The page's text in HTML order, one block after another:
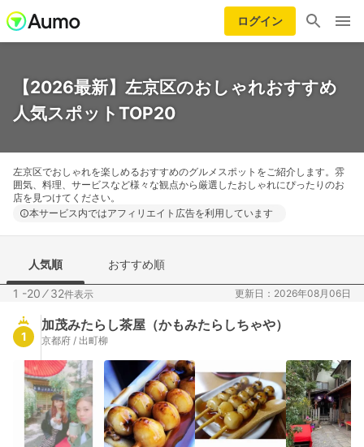
ログイン
【2026最新】左京区のおしゃれおすすめ
人気スポットTOP20
左京区でおしゃれを楽しめるおすすめのグルメスポットをご紹介します。雰
囲気、料理、サービスなど様々な観点から厳選したおしゃれにぴったりのお
店を見つけてください。
本サービス内ではアフィリエイト広告を利用しています
人気順 おすすめ順
1 -20 ⁄32件表示 更新日：2026年08月06日
1
加茂みたらし茶屋（かもみたらしちゃや）
京都府 / 出町柳